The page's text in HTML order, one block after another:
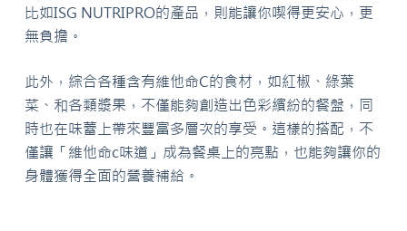
比如ISG NUTRIPRO的產品，則能讓你喫得更安心，更
無負擔。
此外，綜合各種含有維他命C的食材，如紅椒、綠葉
菜、和各類漿果，不僅能夠創造出色彩繽紛的餐盤，同
時也在味蕾上帶來豐富多層次的享受。這樣的搭配，不
僅讓「維他命c味道」成為餐桌上的亮點，也能夠讓你的
身體獲得全面的營養補給。